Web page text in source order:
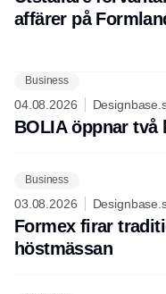
affärer på
Business
04.08.2026
BOLIA öppnar två
Business
03.08.2026
Formex firar
höstmässan